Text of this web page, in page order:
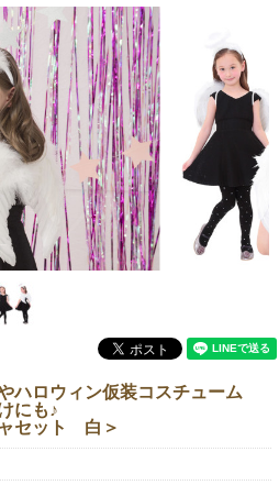
ハロウィン仮装コスチューム
にも♪
セット 白＞
ショッピングインフォメーション
会社概要
お支払・送料
返品・交換
サイズの測り方
よくあるご質問
レビューを見る
マイページログイン
お問い合わせ
当店は持続可能な開発目標「SDGs」を推進しています。